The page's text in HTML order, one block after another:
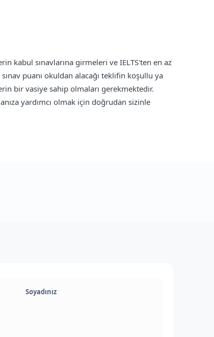
kabul sınavlarına girmeleri ve IELTS'ten en az
puanı okuldan alacağı teklifin koşullu ya
bir vasiye sahip olmaları gerekmektedir.
yardımcı olmak için doğrudan sizinle